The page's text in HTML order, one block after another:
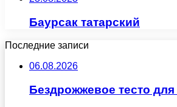
Баурсак татарский
Последние записи
06.08.2026
Бездрожжевое тесто